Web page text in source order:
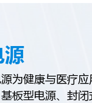
源
为健康与医疗应
板型电源、封